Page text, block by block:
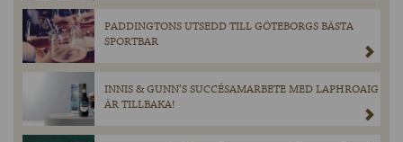
PADDINGTONS UTSEDD TILL GÖTEBORGS BÄSTA
SPORTBAR
INNIS & GUNN’S SUCCÉSAMARBETE MED LAPHROAIG
ÄR TILLBAKA!